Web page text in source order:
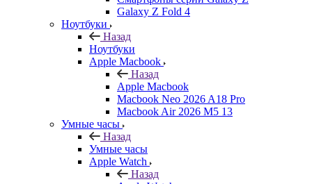
Galaxy Z Fold 4
Ноутбуки
Назад
Ноутбуки
Apple Macbook
Назад
Apple Macbook
Macbook Neo 2026 A18 Pro
Macbook Air 2026 M5 13
Умные часы
Назад
Умные часы
Apple Watch
Назад